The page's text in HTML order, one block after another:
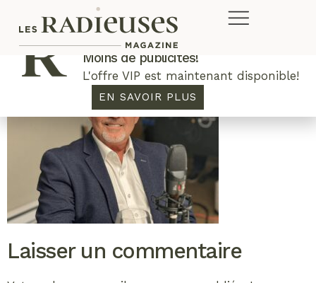
Laisser un commentaire
Plus de concours. Plus de rabais.
Moins de publicités!
L'offre VIP est maintenant disponible!
EN SAVOIR PLUS